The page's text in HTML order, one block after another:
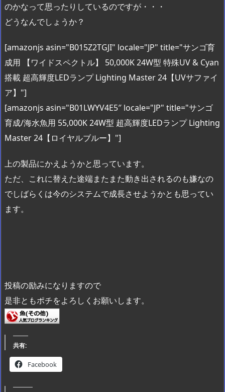
のかなって思ったりしているのですが・・・
どうなんでしょうか？
[amazonjs asin="B015Z2TGJI" locale="JP" title="サンゴ育
成用 【ワイドスペクトル】 50,000K 24W型 特殊UV & Cyan
搭載 超高輝度LEDランプ Lighting Master 24【UVサファイ
ア】"]
[amazonjs asin="B01LWYV4E5″ locale="JP" title="サンゴ
育成/海水魚用 55,000K 24W型 超高輝度LEDランプ Lighting
Master 24【ロイヤルブルー】"]
上の製品にかえようかと思っています。
ただ、これに替えた途端またまた動き出されるのも嫌なの
でしばらくは今のシステムで成長させようかとも思ってい
ます。
投稿の励みになりますので
是非ともポチをよろしくお願いします。
共有:
Facebook